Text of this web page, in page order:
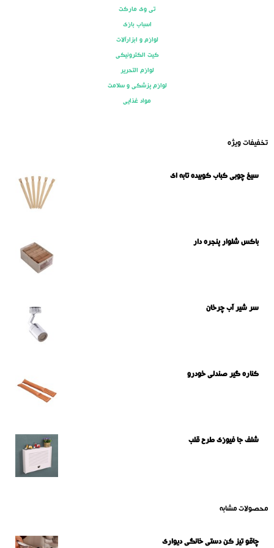
تی وی مارکت
اسباب بازی
لوازم و ابزارآلات
کیت الکترونیکی
لوازم التحریر
لوازم پزشکی و سلامت
مواد غذایی
تخفیفات ویژه
سیخ چوبی کباب کوبیده تابه ای
باکس شلوار پنجره دار
سر شیر آب چرخان
کناره گیر صندلی خودرو
شلف جا فیوزی طرح قلب
محصولات مشابه
چاقو تیز کن دستی خانگی دیواری